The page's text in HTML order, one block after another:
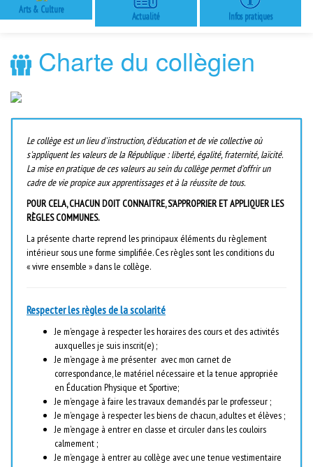
Arts & Culture
Actualité Infos pratiques
Charte du collègien
Le collège est un lieu d'instruction, d'éducation et de vie collective où
s'appliquent les valeurs de la République : liberté, égalité, fraternité, laïcité.
La mise en pratique de ces valeurs au sein du collège permet d'offrir un
cadre de vie propice aux apprentissages et à la réussite de tous.
POUR CELA, CHACUN DOIT CONNAITRE, S’APPROPRIER ET APPLIQUER LES
RÈGLES COMMUNES.
La présente charte reprend les principaux éléments du règlement
intérieur sous une forme simplifiée. Ces règles sont les conditions du
« vivre ensemble » dans le collège.
Respecter les règles de la scolarité
Je m’engage à respecter les horaires des cours et des activités
auxquelles je suis inscrit(e) ;
Je m’engage à me présenter avec mon carnet de
correspondance, le matériel nécessaire et la tenue appropriée
en Éducation Physique et Sportive;
Je m’engage à faire les travaux demandés par le professeur ;
Je m’engage à respecter les biens de chacun, adultes et élèves ;
Je m’engage à entrer en classe et circuler dans les couloirs
calmement ;
Je m’engage à entrer au collège avec une tenue vestimentaire